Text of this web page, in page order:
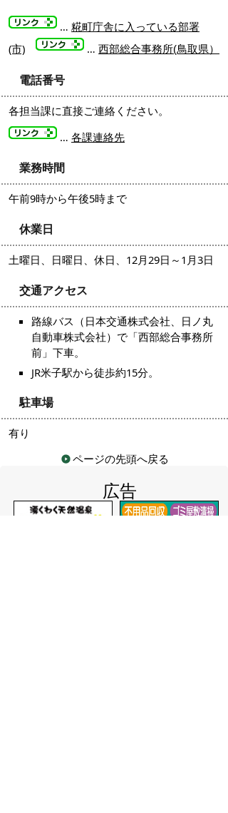
… 糀町庁舎に入っている部署
(市)
… 西部総合事務所(鳥取県）
電話番号
各担当課に直接ご連絡ください。
… 各課連絡先
業務時間
午前9時から午後5時まで
休業日
土曜日、日曜日、休日、12月29日～1月3日
交通アクセス
路線バス（日本交通株式会社、日ノ丸
自動車株式会社）で「西部総合事務所
前」下車。
JR米子駅から徒歩約15分。
駐車場
有り
ページの先頭へ戻る
広告